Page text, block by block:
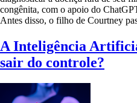
congênita, com o apoio do
Antes disso, o filho de Courtney
A Inteligência
sair do controle?